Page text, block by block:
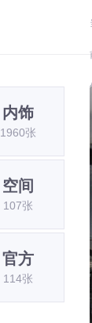
内饰
1960张
空间
107张
官方
114张